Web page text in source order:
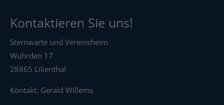
Kontaktieren Sie uns!
Sternwarte und Vereinsheim
Wührden 17
28865 Lilienthal
Kontakt: Gerald Willems